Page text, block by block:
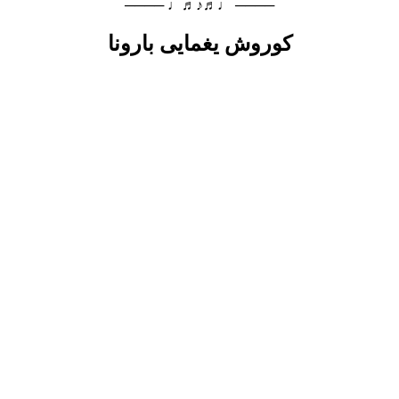
──── ♩♬♪♬♩ ────
کوروش یغمایی بارونا